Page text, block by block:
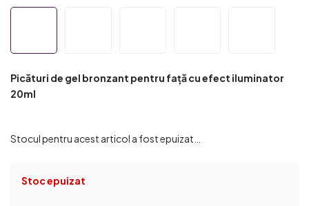
din
stele.
Picături de gel bronzant pentru față cu efect iluminator
20ml
Stocul pentru acest articol a fost epuizat…
Stoc epuizat